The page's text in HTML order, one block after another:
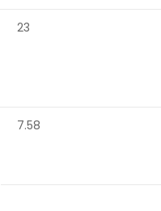
23
7.58